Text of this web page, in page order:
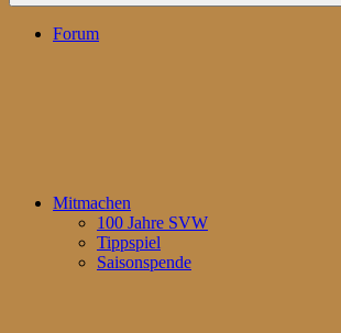
Forum
Mitmachen
100 Jahre SVW
Tippspiel
Saisonspende